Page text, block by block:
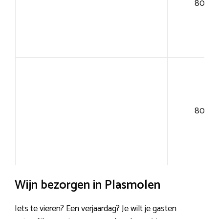
80+
80+
Wijn bezorgen in Plasmolen
Iets te vieren? Een verjaardag? Je wilt je gasten